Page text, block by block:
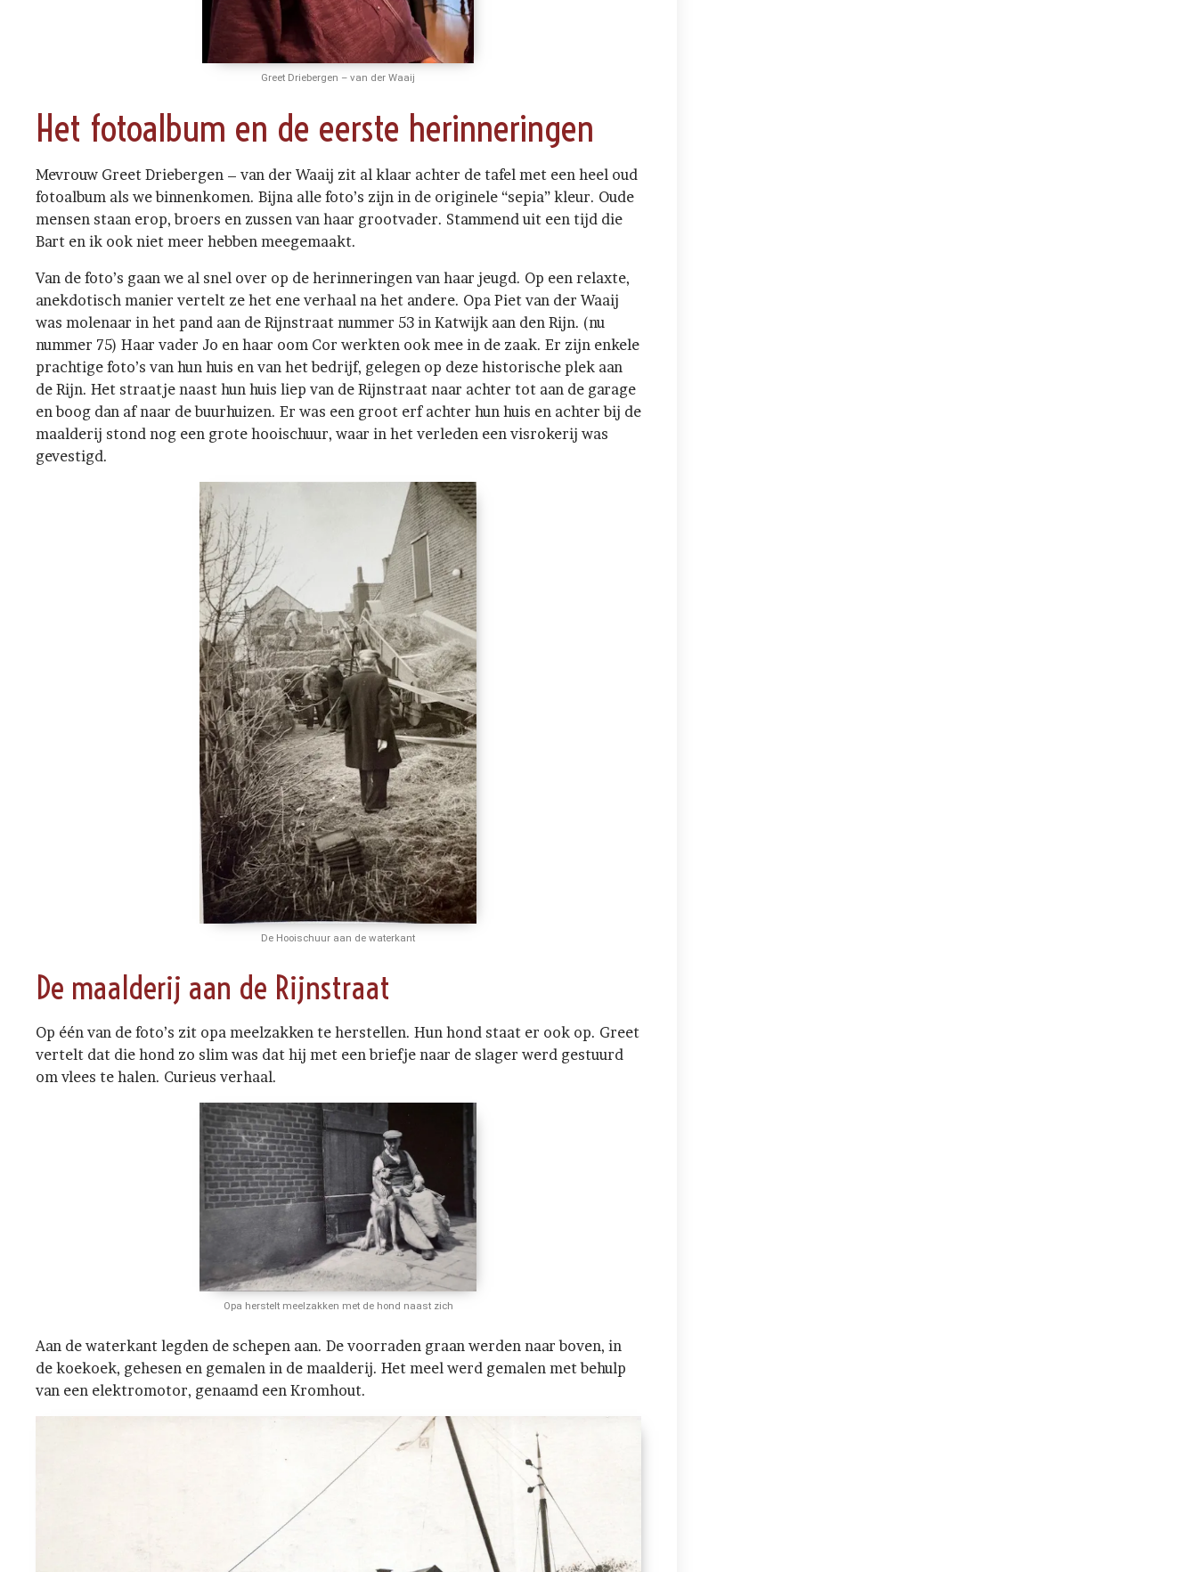
Greet Driebergen – van der Waaij
Het fotoalbum en de eerste herinneringen
Mevrouw Greet Driebergen – van der Waaij zit al klaar achter de tafel met een heel oud
fotoalbum als we binnenkomen. Bijna alle foto’s zijn in de originele “sepia” kleur. Oude
mensen staan erop, broers en zussen van haar grootvader. Stammend uit een tijd die
Bart en ik ook niet meer hebben meegemaakt.
Van de foto’s gaan we al snel over op de herinneringen van haar jeugd. Op een relaxte,
anekdotisch manier vertelt ze het ene verhaal na het andere. Opa Piet van der Waaij
was molenaar in het pand aan de Rijnstraat nummer 53 in Katwijk aan den Rijn. (nu
nummer 75) Haar vader Jo en haar oom Cor werkten ook mee in de zaak. Er zijn enkele
prachtige foto’s van hun huis en van het bedrijf, gelegen op deze historische plek aan
de Rijn. Het straatje naast hun huis liep van de Rijnstraat naar achter tot aan de garage
en boog dan af naar de buurhuizen. Er was een groot erf achter hun huis en achter bij de
maalderij stond nog een grote hooischuur, waar in het verleden een visrokerij was
gevestigd.
De Hooischuur aan de waterkant
De maalderij aan de Rijnstraat
Op één van de foto’s zit opa meelzakken te herstellen. Hun hond staat er ook op. Greet
vertelt dat die hond zo slim was dat hij met een briefje naar de slager werd gestuurd
om vlees te halen. Curieus verhaal.
Opa herstelt meelzakken met de hond naast zich
Aan de waterkant legden de schepen aan. De voorraden graan werden naar boven, in
de koekoek, gehesen en gemalen in de maalderij. Het meel werd gemalen met behulp
van een elektromotor, genaamd een Kromhout.